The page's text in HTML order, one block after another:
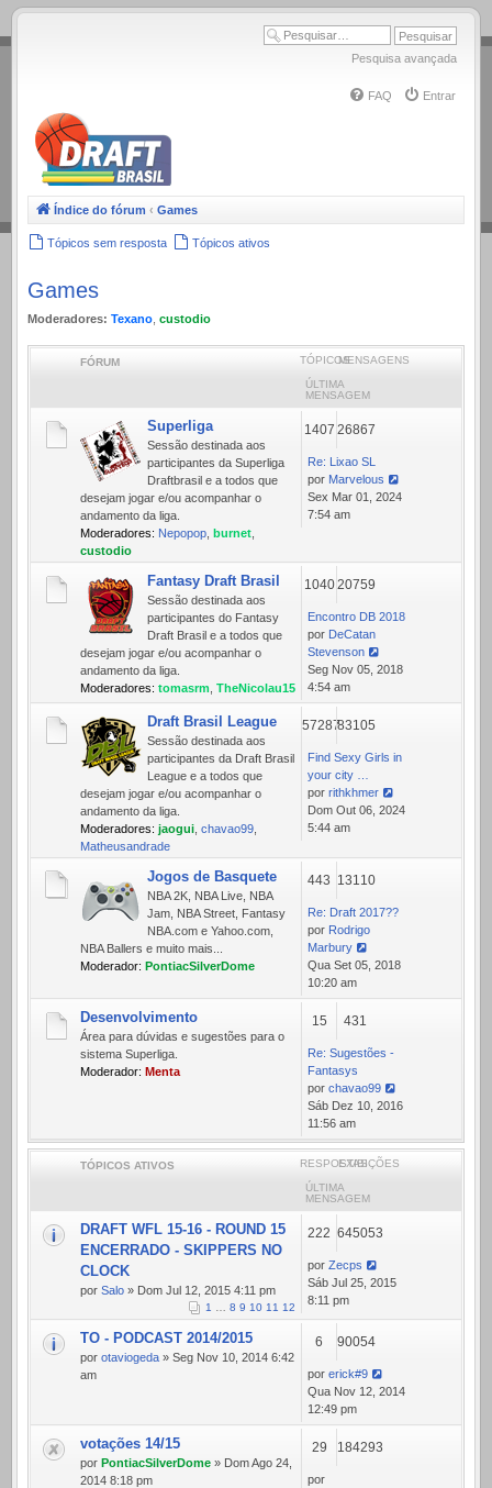
.
Pesquisa avançada
FAQ Entrar
Índice do fórum ‹ Games
Tópicos sem resposta Tópicos ativos
Games
Moderadores: Texano custodio
FÓRUM TÓPICOSMENSAGENS
ÚLTIMA
MENSAGEM
Superliga
Sessão destinada aos
participantes da Superliga
Draftbrasil e a todos que
desejam jogar e/ou acompanhar o
andamento da liga.
Moderadores: Nepopop burnet
custodio
1407 26867
Re: Lixao SL
por Marvelous
Ver
última
Sex Mar 01, 2024
7:54 am
Fantasy Draft Brasil
Sessão destinada aos
participantes do Fantasy
Draft Brasil e a todos que
desejam jogar e/ou acompanhar o
andamento da liga.
Moderadores: tomasrm TheNicolau15
104020759
Encontro DB 2018
por DeCatan
Stevenson
Ver
última
mensagem
Seg Nov 05, 2018
4:54 am
Draft Brasil League
Sessão destinada aos
participantes da Draft Brasil
League e a todos que
desejam jogar e/ou acompanhar o
andamento da liga.
Moderadores: jaogui chavao99
Matheusandrade
5728783105
Find Sexy Girls in
your city …
por rithkhmer
Ver
última
Dom Out 06, 2024
5:44 am
Jogos de Basquete
NBA 2K, NBA Live, NBA
Jam, NBA Street, Fantasy
NBA.com e Yahoo.com,
NBA Ballers e muito mais...
Moderador: PontiacSilverDome
443 13110
Re: Draft 2017??
por Rodrigo
Marbury
Ver
última
mensagem
Qua Set 05, 2018
10:20 am
Desenvolvimento
Área para dúvidas e sugestões para o
sistema Superliga.
Moderador: Menta
15 431
Re: Sugestões -
Fantasys
por chavao99
Ver
última
mensagem
Sáb Dez 10, 2016
11:56 am
TÓPICOS ATIVOS RESPOSTASEXIBIÇÕES
ÚLTIMA
MENSAGEM
DRAFT WFL 15-16 - ROUND 15
ENCERRADO - SKIPPERS NO
CLOCK
por Salo » Dom Jul 12, 2015 4:11 pm
1 8 9 10 11 12
222 645053
por Zecps
Sáb Jul 25, 2015
8:11 pm
TO - PODCAST 2014/2015
por otaviogeda » Seg Nov 10, 2014 6:42
am
6 90054
por erick#9
Qua Nov 12, 2014
12:49 pm
votações 14/15
por PontiacSilverDome » Dom Ago 24,
2014 8:18 pm
29 184293
por